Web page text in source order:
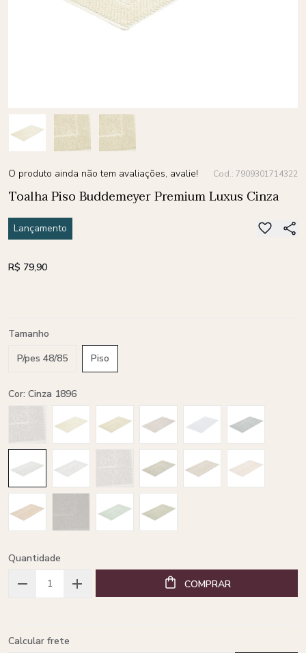
O produto ainda não tem avaliações, avalie! Cod.: 7909301714322
Toalha Piso Buddemeyer Premium Luxus Cinza
Lançamento
R$ 79,90
Tamanho
P/pes 48/85
Piso
Cor: Cinza 1896
Quantidade
COMPRAR
Calcular frete